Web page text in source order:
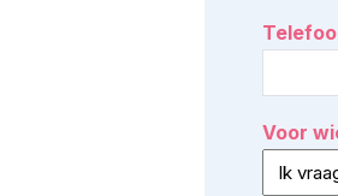
Voor